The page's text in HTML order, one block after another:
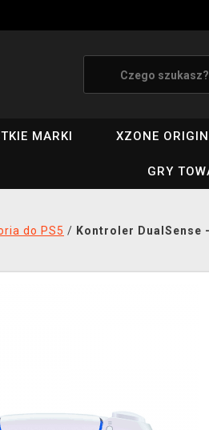
MARKI XZONE
GRY
do PS5 / Kontroler DualSense